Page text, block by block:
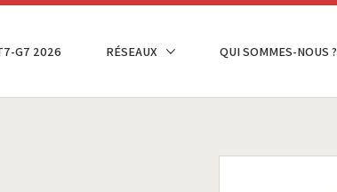
G7 2026 RÉSEAUX QUI SOMMES-NOUS ?